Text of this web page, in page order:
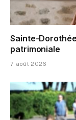
Sainte-
patrimoniale
7 août 2026